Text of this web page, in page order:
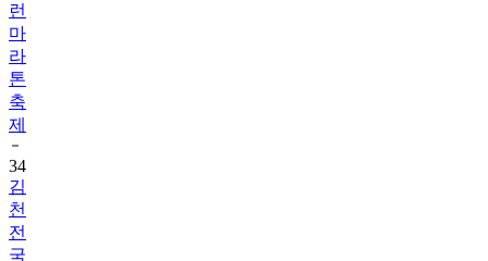
런
마
라
톤
축
제
34
김
천
전
국